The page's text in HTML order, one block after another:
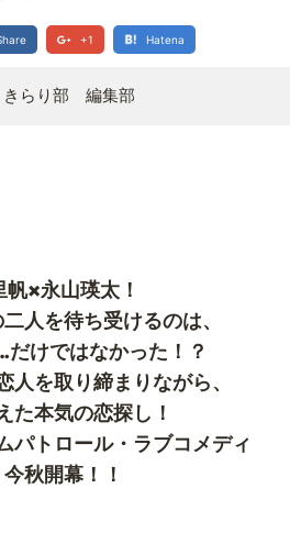
+1 Hatena
きらり部 編集部
帆×永山瑛太！
人を待ち受けるのは、
だけではなかった！？
人を取り締まりながら、
た本気の恋探し！
パトロール・ラブコメディ
秋開幕！！